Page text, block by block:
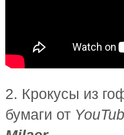
2. Крокусы из
бумаги от